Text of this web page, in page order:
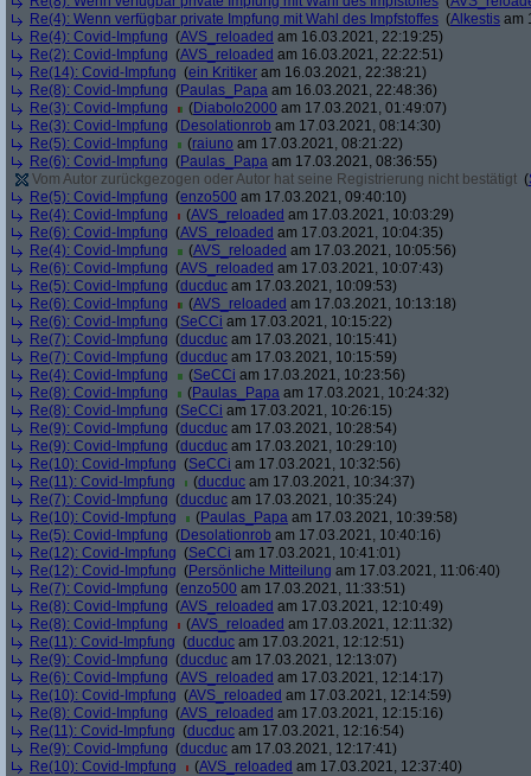
Re(4): Wenn verfügbar private Impfung mit Wahl des Impfstoffes (Alkestis am
Re(4): Covid-Impfung (AVS_reloaded am 16.03.2021, 22:19:25)
Re(2): Covid-Impfung (AVS_reloaded am 16.03.2021, 22:22:51)
Re(14): Covid-Impfung (ein Kritiker am 16.03.2021, 22:38:21)
Re(8): Covid-Impfung (Paulas_Papa am 16.03.2021, 22:48:36)
Re(3): Covid-Impfung
(Diabolo2000 am 17.03.2021, 01:49:07)
Re(3): Covid-Impfung (Desolationrob am 17.03.2021, 08:14:30)
Re(5): Covid-Impfung
(raiuno am 17.03.2021, 08:21:22)
Re(6): Covid-Impfung (Paulas_Papa am 17.03.2021, 08:36:55)
Vom Autor zurückgezogen oder Autor hat seine Registrierung nicht bestätigt (
Re(5): Covid-Impfung (enzo500 am 17.03.2021, 09:40:10)
Re(4): Covid-Impfung
(AVS_reloaded am 17.03.2021, 10:03:29)
Re(6): Covid-Impfung (AVS_reloaded am 17.03.2021, 10:04:35)
Re(4): Covid-Impfung
(AVS_reloaded am 17.03.2021, 10:05:56)
Re(6): Covid-Impfung (AVS_reloaded am 17.03.2021, 10:07:43)
Re(5): Covid-Impfung (ducduc am 17.03.2021, 10:09:53)
Re(6): Covid-Impfung
(AVS_reloaded am 17.03.2021, 10:13:18)
Re(6): Covid-Impfung (SeCCi am 17.03.2021, 10:15:22)
Re(7): Covid-Impfung (ducduc am 17.03.2021, 10:15:41)
Re(7): Covid-Impfung (ducduc am 17.03.2021, 10:15:59)
Re(4): Covid-Impfung
(SeCCi am 17.03.2021, 10:23:56)
Re(8): Covid-Impfung
(Paulas_Papa am 17.03.2021, 10:24:32)
Re(8): Covid-Impfung (SeCCi am 17.03.2021, 10:26:15)
Re(9): Covid-Impfung (ducduc am 17.03.2021, 10:28:54)
Re(9): Covid-Impfung (ducduc am 17.03.2021, 10:29:10)
Re(10): Covid-Impfung (SeCCi am 17.03.2021, 10:32:56)
Re(11): Covid-Impfung
(ducduc am 17.03.2021, 10:34:37)
Re(7): Covid-Impfung (ducduc am 17.03.2021, 10:35:24)
Re(10): Covid-Impfung
(Paulas_Papa am 17.03.2021, 10:39:58)
Re(5): Covid-Impfung (Desolationrob am 17.03.2021, 10:40:16)
Re(12): Covid-Impfung (SeCCi am 17.03.2021, 10:41:01)
Re(12): Covid-Impfung (Persönliche Mitteilung am 17.03.2021, 11:06:40)
Re(7): Covid-Impfung (enzo500 am 17.03.2021, 11:33:51)
Re(8): Covid-Impfung (AVS_reloaded am 17.03.2021, 12:10:49)
Re(8): Covid-Impfung
(AVS_reloaded am 17.03.2021, 12:11:32)
Re(11): Covid-Impfung (ducduc am 17.03.2021, 12:12:51)
Re(9): Covid-Impfung (ducduc am 17.03.2021, 12:13:07)
Re(6): Covid-Impfung (AVS_reloaded am 17.03.2021, 12:14:17)
Re(10): Covid-Impfung (AVS_reloaded am 17.03.2021, 12:14:59)
Re(8): Covid-Impfung (AVS_reloaded am 17.03.2021, 12:15:16)
Re(11): Covid-Impfung (ducduc am 17.03.2021, 12:16:54)
Re(9): Covid-Impfung (ducduc am 17.03.2021, 12:17:41)
Re(10): Covid-Impfung
(AVS_reloaded am 17.03.2021, 12:37:40)